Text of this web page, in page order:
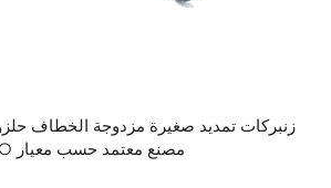
زنبركات تمديد صغيرة مزدوجة الخطاف
مصنع معتمد حسب معيار ISO